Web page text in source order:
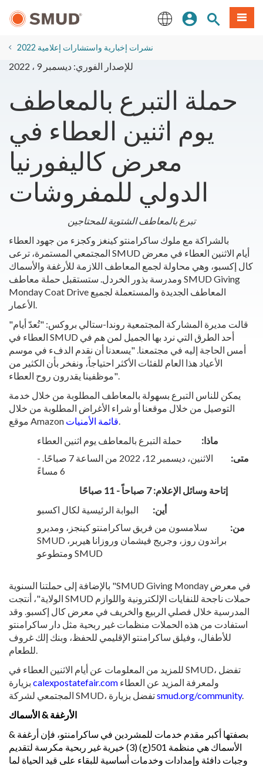
إلى
الرئيسي
تسجيل الدخول
بحث الموقع
طعام
2022 نشرات إخبارية واستشارات إعلامية
للإصدار الفوري: ديسمبر 9 ، 2022
حملة التبرع بالمعاطف
يوم اثنين العطاء في
معرض كاليفورنيا
الدولي للمفروشات
تبرع بالمعاطف الشتوية للمحتاجين
بالشراكة مع ملوك ساكرامنتو كينغز وكجزء من جهود العطاء
المجتمعي المستمرة، ترعى SMUD أيام الاثنين العطاء في معرض
كال إكسبو، وهي محاولة لجمع المعاطف اللازمة للأرغفة والأسماك
ومدرسة بذور الخردل. ستستقبل حملة معاطف SMUD Giving
Monday Coat Drive المعاطف الجديدة والمستعملة لجميع
الأعمار.
"قالت مديرة المشاركة المجتمعية روندا-ستالي بروكس: "تُعدّ أيام
العطاء في SMUD أحد الطرق التي نرد بها الجميل لمن هم في
أمس الحاجة إليه في مجتمعنا. "يسعدنا أن نقدم الدفء في موسم
الأعياد هذا العام للفئات الأكثر احتياجاً، ونفخر بأن الكثير من
موظفينا يقدرون روح العطاء".
يمكن للناس التبرع بسهولة بالمعاطف المطلوبة من خلال خدمة
التوصيل من خلال موقعنا أو شراء الأغراض المطلوبة من خلال
موقع Amazon قائمة الأمنيات.
ماذا: حملة التبرع بالمعاطف يوم اثنين العطاء
متى:
الاثنين، ديسمبر 12، 2022 من الساعة 7 صباحًا. -
6 مساءً
إتاحة وسائل الإعلام: 7 صباحاً - 11 صباحًا
أين: البوابة الرئيسية لكال اكسبو
من: سلامسون من فريق ساكرامنتو كينجز، ومديرو
SMUD براندون روز، وجريج فيشمان وروزانا هيربر،
ومتطوعو SMUD
بالإضافة إلى حملتنا السنوية "SMUD Giving Monday في معرض
الولاية"، أنتجت SMUD حملات ناجحة للنفايات الإلكترونية واللوازم
المدرسية خلال فصلي الربيع والخريف في معرض كال إكسبو. وقد
استفادت من هذه الحملات منظمات غير ربحية مثل دار ساكرامنتو
للأطفال، وفيلق ساكرامنتو الإقليمي للحفظ، وبنك إلك غروف
للطعام.
للمزيد من المعلومات عن أيام الاثنين العطاء في SMUD، تفضل
calexpostatefair.com
smud.org/community.
الأرغفة & الأسماك
بصفتها أكبر مقدم خدمات للمشردين في ساكرامنتو، فإن أرغفة &
الأسماك هي منظمة 501(ج) (3) خيرية غير ربحية مكرسة لتقديم
وجبات دافئة وإمدادات وخدمات أساسية للبقاء على قيد الحياة لما